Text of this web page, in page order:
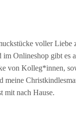
voller
Onlineshop gibt es
von Kolleg*innen,
mit nach Hause.